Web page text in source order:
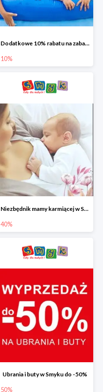
Dodatkowe 10% rabatu na zabawki ogrodowe i baseny
10%
Niezbędnik mamy karmiącej w Smyku do -40%
40%
Ubrania i buty w Smyku do -50%
50%